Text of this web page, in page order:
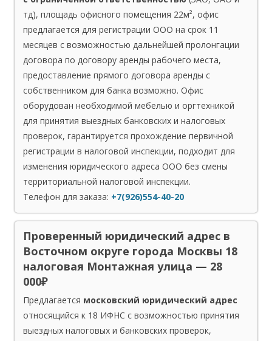
тд), площадь офисного помещения 22м², офис
предлагается для регистрации ООО на срок 11
месяцев с возможностью дальнейшей пролонгации
договора по договору аренды рабочего места,
предоставление прямого договора аренды с
собственником для банка возможно. Офис
оборудован необходимой мебелью и оргтехникой
для принятия выездных банковских и налоговых
проверок, гарантируется прохождение первичной
регистрации в налоговой инспекции, подходит для
изменения юридического адреса ООО без смены
территориальной налоговой инспекции.
Телефон для заказа: +7(926)554-40-20
Проверенный юридический адрес в
Восточном округе города Москвы 18
налоговая Монтажная улица — 28
000₽
Предлагается московский юридический адрес
относящийся к 18 ИФНС с возможностью принятия
выездных налоговых и банковских проверок,